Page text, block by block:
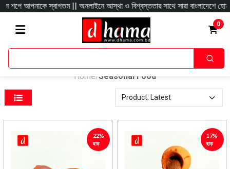
স্বাগতম || অনলাইনে আস্থা ও বিশ্বস্ততার সাথে সারা বাংলাদেশে হোম
0
Home/Seasonal Food
22%
ছাড়
17%
ছাড়